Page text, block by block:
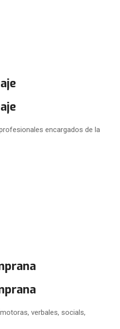
encargados de la
verbales, socials,